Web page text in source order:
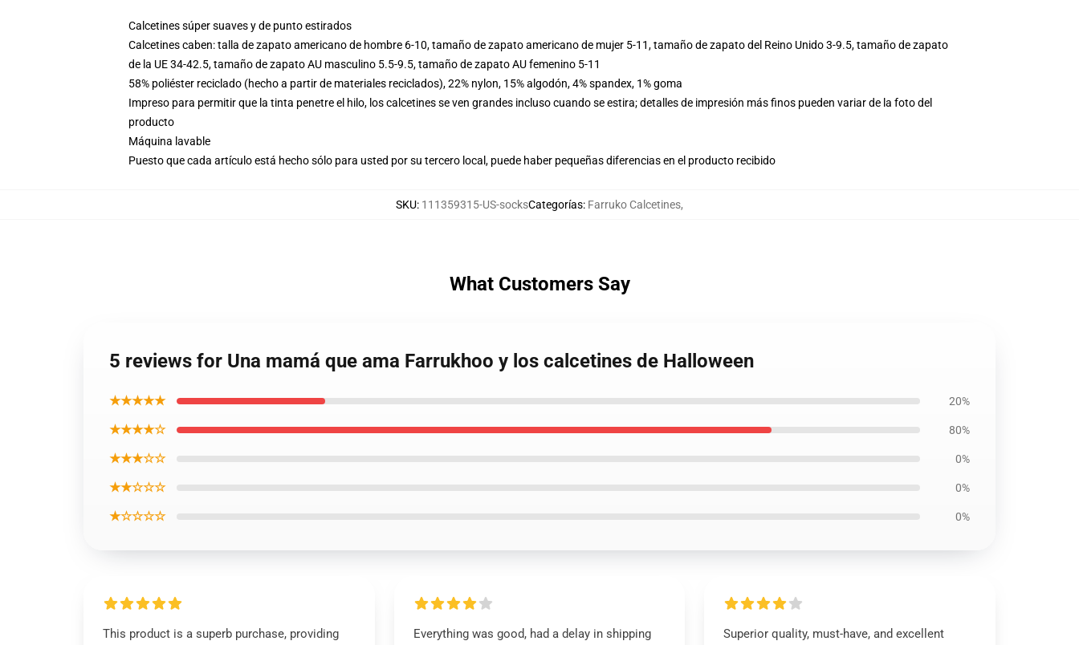
Calcetines súper suaves y de punto estirados
Calcetines caben: talla de zapato americano de hombre 6-10, tamaño de zapato americano de mujer 5-11, tamaño de zapato del Reino Unido 3-9.5, tamaño de zapato
de la UE 34-42.5, tamaño de zapato AU masculino 5.5-9.5, tamaño de zapato AU femenino 5-11
58% poliéster reciclado (hecho a partir de materiales reciclados), 22% nylon, 15% algodón, 4% spandex, 1% goma
Impreso para permitir que la tinta penetre el hilo, los calcetines se ven grandes incluso cuando se estira; detalles de impresión más finos pueden variar de la foto del
producto
Máquina lavable
Puesto que cada artículo está hecho sólo para usted por su tercero local, puede haber pequeñas diferencias en el producto recibido
SKU: 111359315-US-socksCategorías: Farruko Calcetines,
What Customers Say
5 reviews for Una mamá que ama Farrukhoo y los calcetines de Halloween
★★★★★ 20%
★★★★☆ 80%
★★★☆☆ 0%
★★☆☆☆ 0%
★☆☆☆☆ 0%
This product is a superb purchase, providing
Everything was good, had a delay in shipping
Superior quality, must-have, and excellent